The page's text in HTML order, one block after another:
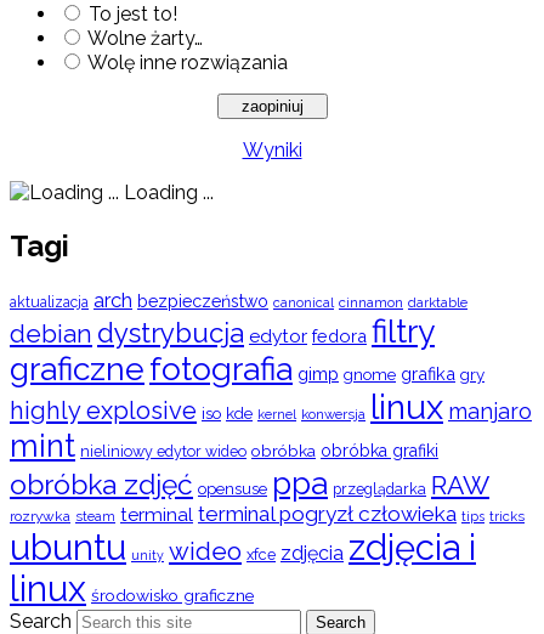
To jest to!
Wolne żarty…
Wolę inne rozwiązania
Wyniki
Loading ...
Tagi
aktualizacja arch bezpieczeństwo canonical cinnamon darktable
debian dystrybucja edytor fedora filtry
graficznefotografia gimp gnome grafika gry
highly explosive iso kde kernel konwersja linux manjaro
mint nieliniowy edytor wideo obróbka obróbka grafiki
obróbka zdjęć opensuse ppa przeglądarka RAW
rozrywka steam terminal terminal pogryzł człowieka tips tricks
ubuntu unity wideo xfce zdjęcia zdjęcia i
linux środowisko graficzne
Search Search